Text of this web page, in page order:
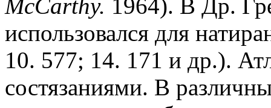
McCarthy. 1964). В Др.
использовался для
10. 577; 14. 171 и др.).
состязаниями. В